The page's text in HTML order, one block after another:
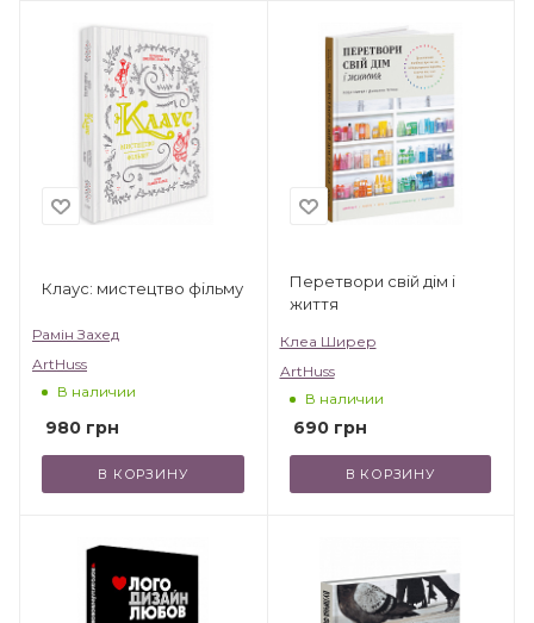
Клаус: мистецтво фільму
Рамін Захед
ArtHuss
В наличии
980 грн
В КОРЗИНУ
Перетвори свій дім і
життя
Клеа Ширер
ArtHuss
В наличии
690грн
В КОРЗИНУ